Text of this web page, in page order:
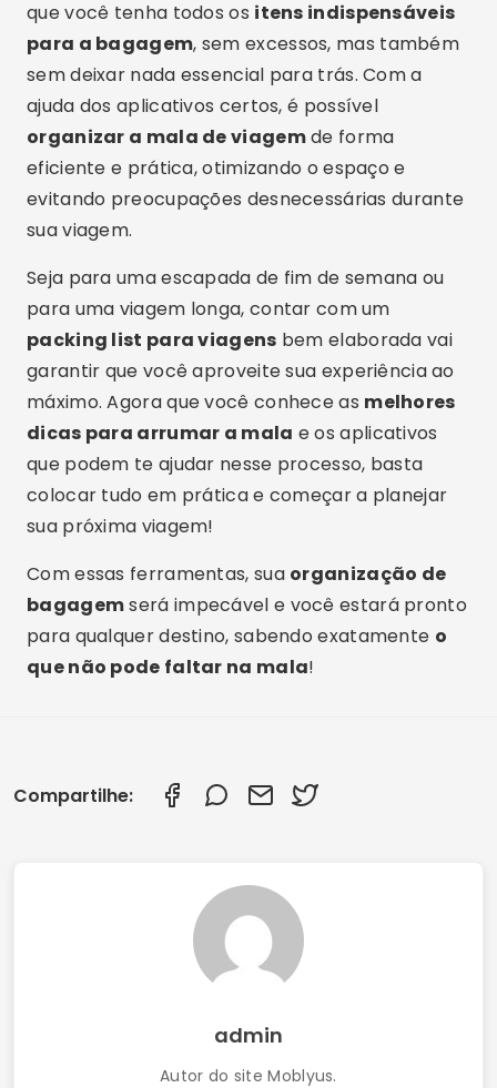
que você tenha todos os itens indispensáveis
para a bagagem, sem excessos, mas também
sem deixar nada essencial para trás. Com a
ajuda dos aplicativos certos, é possível
organizar a mala de viagemde forma
eficiente e prática, otimizando o espaço e
evitando preocupações desnecessárias durante
sua viagem.
Seja para uma escapada de fim de semana ou
para uma viagem longa, contar com um
packing list para viagens bem elaborada vai
garantir que você aproveite sua experiência ao
máximo. Agora que você conhece as melhores
dicas para arrumar a mala e os aplicativos
que podem te ajudar nesse processo, basta
colocar tudo em prática e começar a planejar
sua próxima viagem!
Com essas ferramentas, sua organização de
bagagemserá impecável e você estará pronto
para qualquer destino, sabendo exatamente o
que não pode faltar na mala!
Compartilhe:
admin
Autor do site Moblyus.